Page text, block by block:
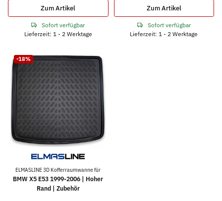
Zum Artikel
Sofort verfügbar
Lieferzeit: 1 - 2 Werktage
Zum Artikel
Sofort verfügbar
Lieferzeit: 1 - 2 Werktage
-18%
ELMASLINE 3D Kofferraumwanne für
BMW X5 E53 1999-2006 | Hoher
Rand | Zubehör